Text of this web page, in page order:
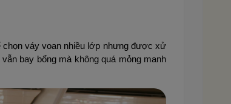
chọn váy voan nhiều lớp nhưng được xử
bay bổng mà không quá mỏng manh